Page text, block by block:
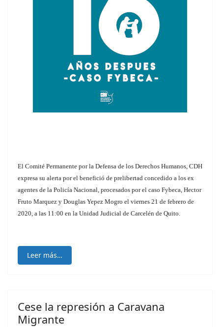
El Comité Permanente por la Defensa de los Derechos Humanos, CDH
expresa su alerta por el benefició de prelibertad concedido a los ex
agentes de la Policía Nacional, procesados por el caso Fybeca, Hector
Fruto Marquez y Douglas Yepez Mogro el viernes 21 de febrero de
2020, a las 11:00 en la Unidad Judicial de Carcelén de Quito.
Leer más…
Cese la represión a Caravana
Migrante